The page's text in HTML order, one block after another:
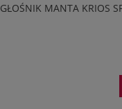
GŁOŚNIK MANTA KRIOS